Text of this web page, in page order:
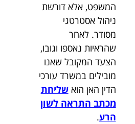
המשפט, אלא דורשת
ניהול אסטרטגי
מסודר. לאחר
שהראיות נאספו וגובו,
הצעד המקובל שאנו
מובילים במשרד עורכי
הדין האן הואשליחת
מכתב התראה לשון
הרע.